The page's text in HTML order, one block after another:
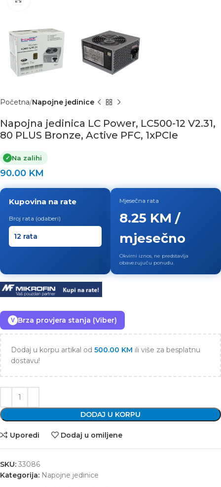
Početna Napojne jedinice
Napojna jedinica LC Power, LC500-12 V2.31,
80 PLUS Bronze, Active PFC, 1xPCIe
✓ Na zalihi
90.00 KM
Kupovina na rate
Broj rata (odaberi)
Mjesečna rata
8.25 KM /
mjesečno
Okvirni iznos, ne predstavlja
obavezujuću ponudu.
V Brza provjera stanja (Viber)
Dodaj u korpu artikal od 500.00 KM ili više za besplatnu
dostavu!
DODAJ U KORPU
Uporedi Dodaj u omiljene
SKU: 33086
Kategorija: Napojne jedinice